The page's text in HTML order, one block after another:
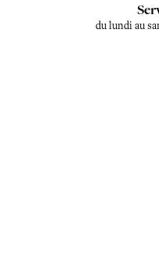
du lundi au